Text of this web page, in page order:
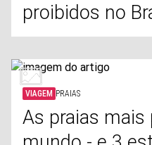
proibidos no
VIAGEM PRAIAS
As praias mais